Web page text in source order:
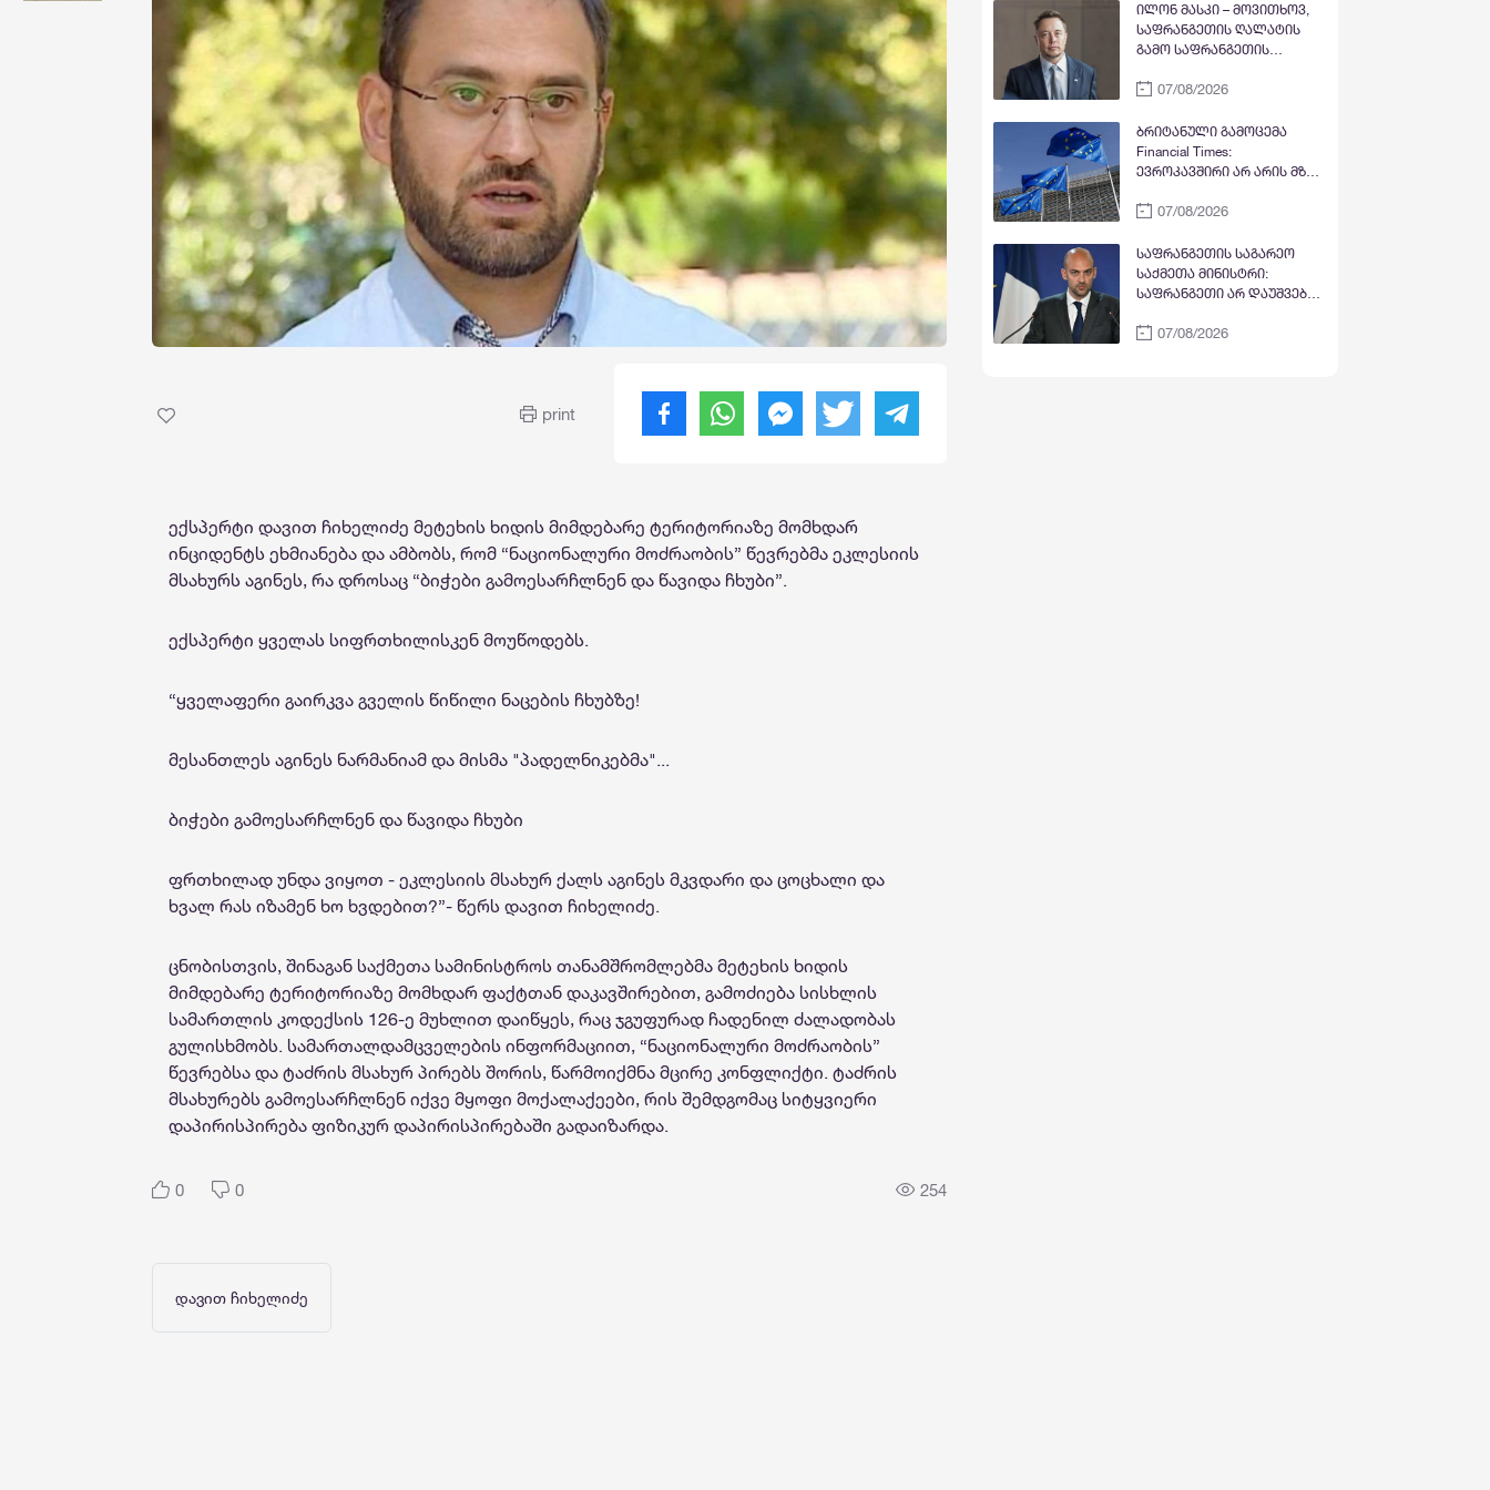
print
ექსპერტი დავით ჩიხელიძე მეტეხის ხიდის მიმდებარე ტერიტორიაზე მომხდარ
ინციდენტს ეხმიანება და ამბობს, რომ “ნაციონალური მოძრაობის” წევრებმა ეკლესიის
მსახურს აგინეს, რა დროსაც “ბიჭები გამოესარჩლნენ და წავიდა ჩხუბი”.
ექსპერტი ყველას სიფრთხილისკენ მოუწოდებს.
“ყველაფერი გაირკვა გველის წიწილი ნაცების ჩხუბზე!
მესანთლეს აგინეს ნარმანიამ და მისმა "პადელნიკებმა"...
ბიჭები გამოესარჩლნენ და წავიდა ჩხუბი
ფრთხილად უნდა ვიყოთ - ეკლესიის მსახურ ქალს აგინეს მკვდარი და ცოცხალი და
ხვალ რას იზამენ ხო ხვდებით?”- წერს დავით ჩიხელიძე.
ცნობისთვის, შინაგან საქმეთა სამინისტროს თანამშრომლებმა მეტეხის ხიდის
მიმდებარე ტერიტორიაზე მომხდარ ფაქტთან დაკავშირებით, გამოძიება სისხლის
სამართლის კოდექსის 126-ე მუხლით დაიწყეს, რაც ჯგუფურად ჩადენილ ძალადობას
გულისხმობს. სამართალდამცველების ინფორმაციით, “ნაციონალური მოძრაობის”
წევრებსა და ტაძრის მსახურ პირებს შორის, წარმოიქმნა მცირე კონფლიქტი. ტაძრის
მსახურებს გამოესარჩლნენ იქვე მყოფი მოქალაქეები, რის შემდგომაც სიტყვიერი
დაპირისპირება ფიზიკურ დაპირისპირებაში გადაიზარდა.
0 0 254
დავით ჩიხელიძე
ხდება
ავრცელებს
ილონ მასკი – მოვითხოვ,
საფრანგეთის ღალატის
გამო საფრანგეთის
კანდიდატი და პარტია
მარინ ტონდელიე
პოლიტიკიდან
ჩამოაშორონ
07/08/2026
ბრიტანული გამოცემა
Financial Times:
ევროკავშირი არ არის მზად
წესით წევრობა მიანიჭოს -
გზაზე უდიდეს
დაბრკოლებად კვლავ
რჩება ქვეყანაში
07/08/2026
საფრანგეთის საგარეო
საქმეთა მინისტრი:
საფრანგეთი არ დაუშვებს
მცდელობას საკუთარ
07/08/2026